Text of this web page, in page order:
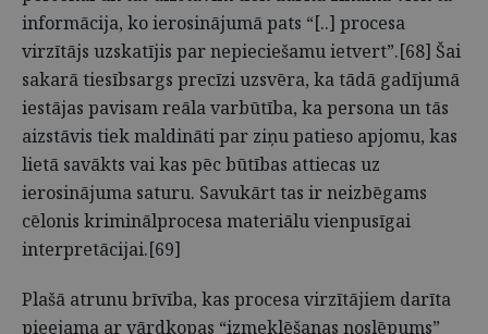
informācija, ko ierosinājumā pats “[..] procesa
virzītājs uzskatījis par nepieciešamu ietvert”.[68] Šai
sakarā tiesībsargs precīzi uzsvēra, ka tādā gadījumā
iestājas pavisam reāla varbūtība, ka persona un tās
aizstāvis tiek maldināti par ziņu patieso apjomu, kas
lietā savākts vai kas pēc būtības attiecas uz
ierosinājuma saturu. Savukārt tas ir neizbēgams
cēlonis kriminālprocesa materiālu vienpusīgai
interpretācijai.[69]
Plašā atrunu brīvība, kas procesa virzītājiem darīta
pieejama ar vārdkopas “izmeklēšanas noslēpums”